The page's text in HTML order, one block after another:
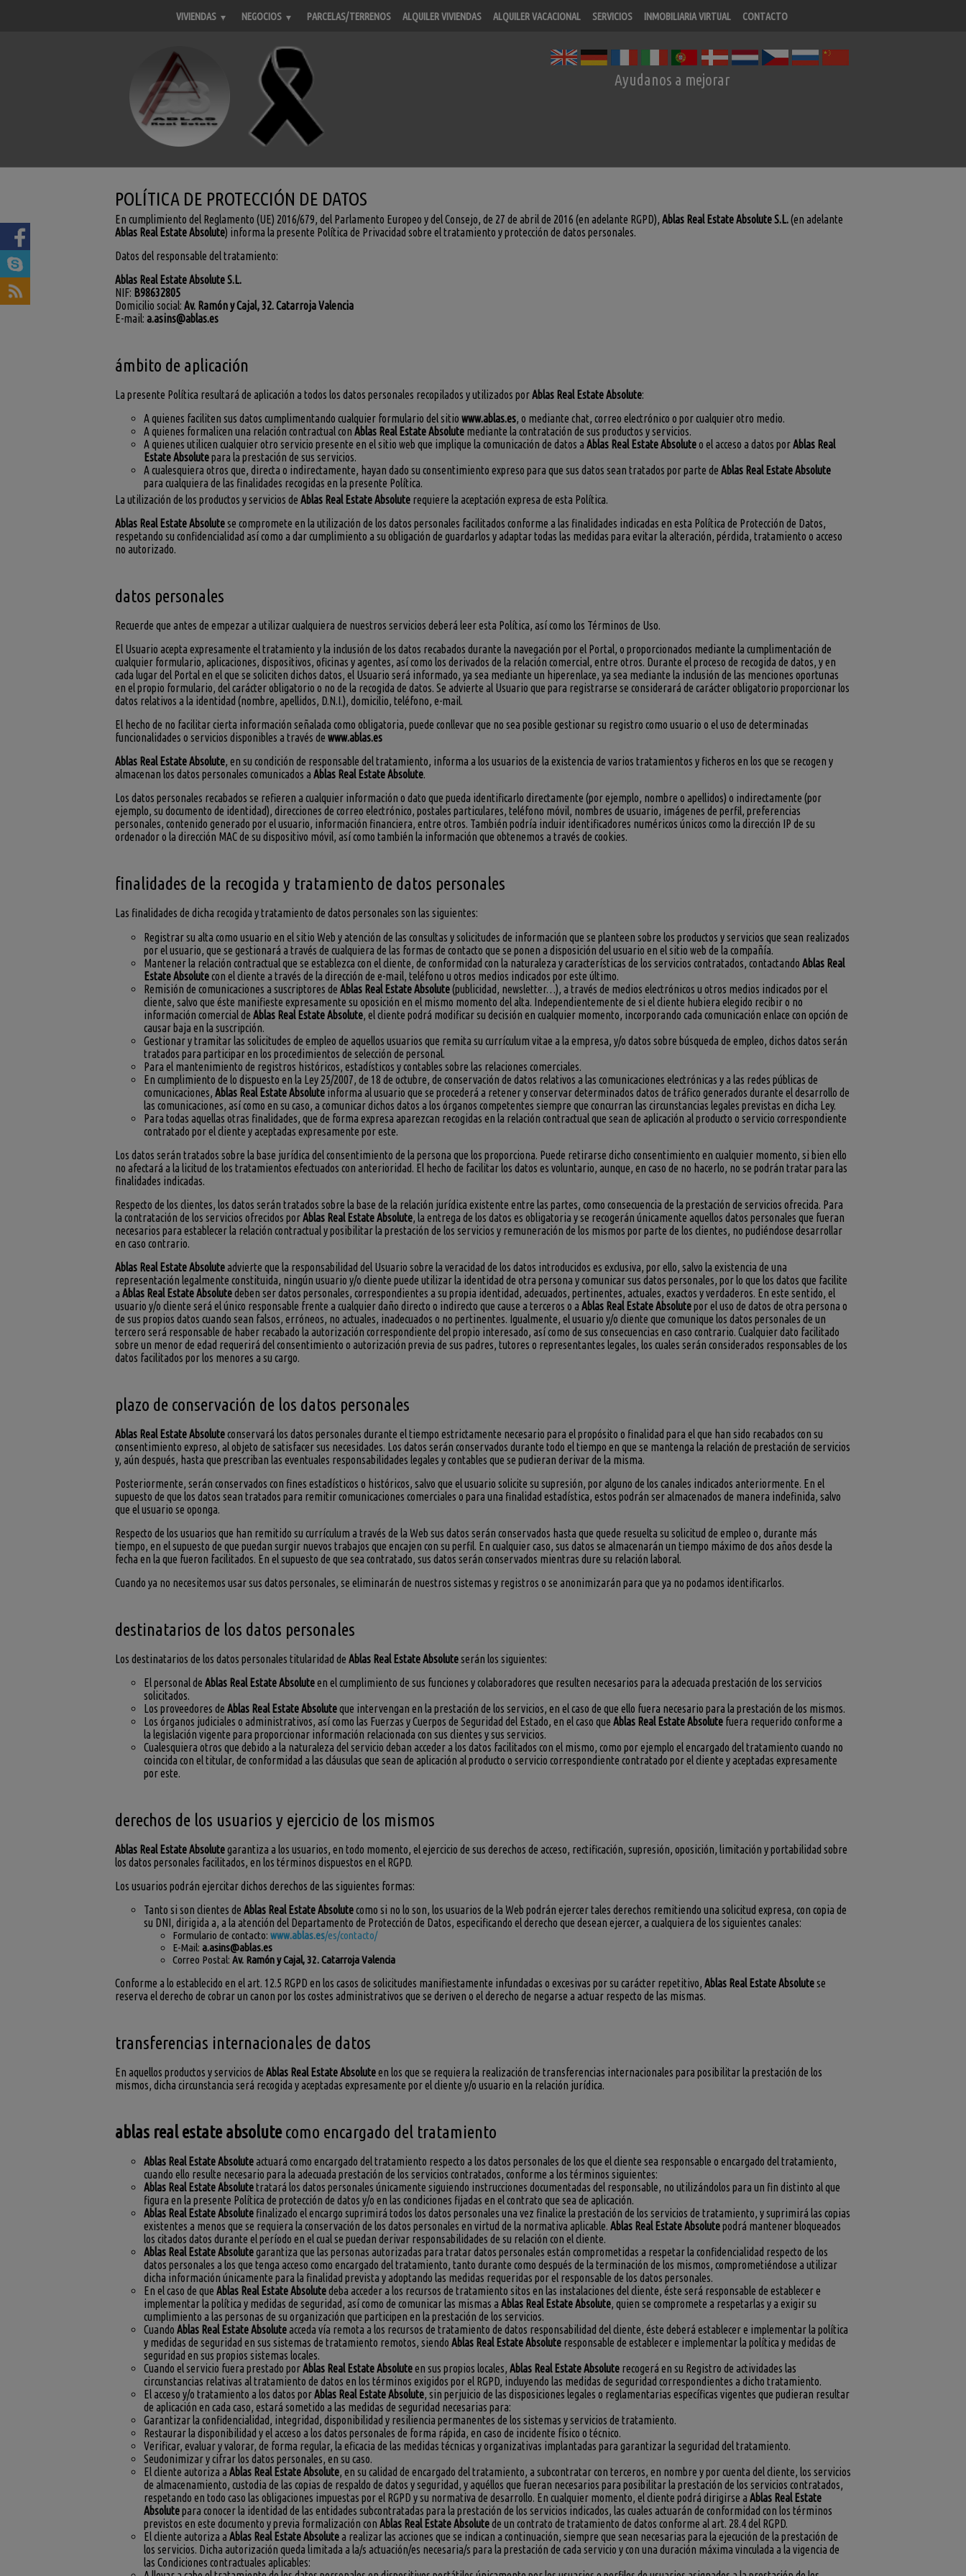
VIVIENDAS NEGOCIOS PARCELAS/TERRENOS ALQUILER VIVIENDAS ALQUILER VACACIONAL SERVICIOS INMOBILIARIA VIRTUAL CONTACTO
Ayudanos a mejorar
POLÍTICA DE PROTECCIÓN DE DATOS
En cumplimiento del Reglamento (UE) 2016/679, del Parlamento Europeo y del Consejo, de 27 de abril de 2016 (en adelante RGPD), Ablas Real Estate Absolute S.L.(en adelante
Ablas Real Estate Absolute) informa la presente Política de Privacidad sobre el tratamiento y protección de datos personales.
Datos del responsable del tratamiento:
Ablas Real Estate Absolute S.L.
NIF: B98632805
Domicilio social: Av. Ramón y Cajal, 32. Catarroja Valencia
E-mail: a.asins@ablas.es
ámbito de aplicación
La presente Política resultará de aplicación a todos los datos personales recopilados y utilizados porAblas Real Estate Absolute:
A quienes faciliten sus datos cumplimentando cualquier formulario del sitio www.ablas.es, o mediante chat, correo electrónico o por cualquier otro medio.
A quienes formalicen una relación contractual con Ablas Real Estate Absolute mediante la contratación de sus productos y servicios.
A quienes utilicen cualquier otro servicio presente en el sitio web que implique la comunicación de datos a Ablas Real Estate Absoluteo el acceso a datos porAblas Real
Estate Absolutepara la prestación de sus servicios.
A cualesquiera otros que, directa o indirectamente, hayan dado su consentimiento expreso para que sus datos sean tratados por parte de Ablas Real Estate Absolute
para cualquiera de las finalidades recogidas en la presente Política.
La utilización de los productos y servicios de Ablas Real Estate Absolute requiere la aceptación expresa de esta Política.
Ablas Real Estate Absolutese compromete en la utilización de los datos personales facilitados conforme a las finalidades indicadas en esta Política de Protección de Datos,
respetando su confidencialidad así como a dar cumplimiento a su obligación de guardarlos y adaptar todas las medidas para evitar la alteración, pérdida, tratamiento o acceso
no autorizado.
datos personales
Recuerde que antes de empezar a utilizar cualquiera de nuestros servicios deberá leer esta Política, así como los Términos de Uso.
El Usuario acepta expresamente el tratamiento y la inclusión de los datos recabados durante la navegación por el Portal, o proporcionados mediante la cumplimentación de
cualquier formulario, aplicaciones, dispositivos, oficinas y agentes, así como los derivados de la relación comercial, entre otros. Durante el proceso de recogida de datos, y en
cada lugar del Portal en el que se soliciten dichos datos, el Usuario será informado, ya sea mediante un hiperenlace, ya sea mediante la inclusión de las menciones oportunas
en el propio formulario, del carácter obligatorio o no de la recogida de datos. Se advierte al Usuario que para registrarse se considerará de carácter obligatorio proporcionar los
datos relativos a la identidad (nombre, apellidos, D.N.I.), domicilio, teléfono, e-mail.
El hecho de no facilitar cierta información señalada como obligatoria, puede conllevar que no sea posible gestionar su registro como usuario o el uso de determinadas
funcionalidades o servicios disponibles a través de www.ablas.es
Ablas Real Estate Absolute, en su condición de responsable del tratamiento, informa a los usuarios de la existencia de varios tratamientos y ficheros en los que se recogen y
almacenan los datos personales comunicados a Ablas Real Estate Absolute.
Los datos personales recabados se refieren a cualquier información o dato que pueda identificarlo directamente (por ejemplo, nombre o apellidos) o indirectamente (por
ejemplo, su documento de identidad), direcciones de correo electrónico, postales particulares, teléfono móvil, nombres de usuario, imágenes de perfil, preferencias
personales, contenido generado por el usuario, información financiera, entre otros. También podría incluir identificadores numéricos únicos como la dirección IP de su
ordenador o la dirección MAC de su dispositivo móvil, así como también la información que obtenemos a través de cookies.
finalidades de la recogida y tratamiento de datos personales
Las finalidades de dicha recogida y tratamiento de datos personales son las siguientes:
Registrar su alta como usuario en el sitio Web y atención de las consultas y solicitudes de información que se planteen sobre los productos y servicios que sean realizados
por el usuario, que se gestionará a través de cualquiera de las formas de contacto que se ponen a disposición del usuario en el sitio web de la compañía.
Mantener la relación contractual que se establezca con el cliente, de conformidad con la naturaleza y características de los servicios contratados, contactando Ablas Real
Estate Absolutecon el cliente a través de la dirección de e-mail, teléfono u otros medios indicados por este último.
Remisión de comunicaciones a suscriptores de Ablas Real Estate Absolute(publicidad, newsletter…), a través de medios electrónicos u otros medios indicados por el
cliente, salvo que éste manifieste expresamente su oposición en el mismo momento del alta. Independientemente de si el cliente hubiera elegido recibir o no
información comercial de Ablas Real Estate Absolute, el cliente podrá modificar su decisión en cualquier momento, incorporando cada comunicación enlace con opción de
causar baja en la suscripción.
Gestionar y tramitar las solicitudes de empleo de aquellos usuarios que remita su currículum vitae a la empresa, y/o datos sobre búsqueda de empleo, dichos datos serán
tratados para participar en los procedimientos de selección de personal.
Para el mantenimiento de registros históricos, estadísticos y contables sobre las relaciones comerciales.
En cumplimiento de lo dispuesto en la Ley 25/2007, de 18 de octubre, de conservación de datos relativos a las comunicaciones electrónicas y a las redes públicas de
comunicaciones, Ablas Real Estate Absolute informa al usuario que se procederá a retener y conservar determinados datos de tráfico generados durante el desarrollo de
las comunicaciones, así como en su caso, a comunicar dichos datos a los órganos competentes siempre que concurran las circunstancias legales previstas en dicha Ley.
Para todas aquellas otras finalidades, que de forma expresa aparezcan recogidas en la relación contractual que sean de aplicación al producto o servicio correspondiente
contratado por el cliente y aceptadas expresamente por este.
Los datos serán tratados sobre la base jurídica del consentimiento de la persona que los proporciona. Puede retirarse dicho consentimiento en cualquier momento, si bien ello
no afectará a la licitud de los tratamientos efectuados con anterioridad. El hecho de facilitar los datos es voluntario, aunque, en caso de no hacerlo, no se podrán tratar para las
finalidades indicadas.
Respecto de los clientes, los datos serán tratados sobre la base de la relación jurídica existente entre las partes, como consecuencia de la prestación de servicios ofrecida. Para
la contratación de los servicios ofrecidos porAblas Real Estate Absolute, la entrega de los datos es obligatoria y se recogerán únicamente aquellos datos personales que fueran
necesarios para establecer la relación contractual y posibilitar la prestación de los servicios y remuneración de los mismos por parte de los clientes, no pudiéndose desarrollar
en caso contrario.
Ablas Real Estate Absoluteadvierte que la responsabilidad del Usuario sobre la veracidad de los datos introducidos es exclusiva, por ello, salvo la existencia de una
representación legalmente constituida, ningún usuario y/o cliente puede utilizar la identidad de otra persona y comunicar sus datos personales, por lo que los datos que facilite
a Ablas Real Estate Absolutedeben ser datos personales, correspondientes a su propia identidad, adecuados, pertinentes, actuales, exactos y verdaderos. En este sentido, el
usuario y/o cliente será el único responsable frente a cualquier daño directo o indirecto que cause a terceros o a Ablas Real Estate Absolutepor el uso de datos de otra persona o
de sus propios datos cuando sean falsos, erróneos, no actuales, inadecuados o no pertinentes. Igualmente, el usuario y/o cliente que comunique los datos personales de un
tercero será responsable de haber recabado la autorización correspondiente del propio interesado, así como de sus consecuencias en caso contrario. Cualquier dato facilitado
sobre un menor de edad requerirá del consentimiento o autorización previa de sus padres, tutores o representantes legales, los cuales serán considerados responsables de los
datos facilitados por los menores a su cargo.
plazo de conservación de los datos personales
Ablas Real Estate Absoluteconservará los datos personales durante el tiempo estrictamente necesario para el propósito o finalidad para el que han sido recabados con su
consentimiento expreso, al objeto de satisfacer sus necesidades. Los datos serán conservados durante todo el tiempo en que se mantenga la relación de prestación de servicios
y, aún después, hasta que prescriban las eventuales responsabilidades legales y contables que se pudieran derivar de la misma.
Posteriormente, serán conservados con fines estadísticos o históricos, salvo que el usuario solicite su supresión, por alguno de los canales indicados anteriormente. En el
supuesto de que los datos sean tratados para remitir comunicaciones comerciales o para una finalidad estadística, estos podrán ser almacenados de manera indefinida, salvo
que el usuario se oponga.
Respecto de los usuarios que han remitido su currículum a través de la Web sus datos serán conservados hasta que quede resuelta su solicitud de empleo o, durante más
tiempo, en el supuesto de que puedan surgir nuevos trabajos que encajen con su perfil. En cualquier caso, sus datos se almacenarán un tiempo máximo de dos años desde la
fecha en la que fueron facilitados. En el supuesto de que sea contratado, sus datos serán conservados mientras dure su relación laboral.
Cuando ya no necesitemos usar sus datos personales, se eliminarán de nuestros sistemas y registros o se anonimizarán para que ya no podamos identificarlos.
destinatarios de los datos personales
Los destinatarios de los datos personales titularidad de Ablas Real Estate Absoluteserán los siguientes:
El personal de Ablas Real Estate Absoluteen el cumplimiento de sus funciones y colaboradores que resulten necesarios para la adecuada prestación de los servicios
solicitados.
Los proveedores de Ablas Real Estate Absoluteque intervengan en la prestación de los servicios, en el caso de que ello fuera necesario para la prestación de los mismos.
Los órganos judiciales o administrativos, así como las Fuerzas y Cuerpos de Seguridad del Estado, en el caso que Ablas Real Estate Absolute fuera requerido conforme a
la legislación vigente para proporcionar información relacionada con sus clientes y sus servicios.
Cualesquiera otros que debido a la naturaleza del servicio deban acceder a los datos facilitados con el mismo, como por ejemplo el encargado del tratamiento cuando no
coincida con el titular, de conformidad a las cláusulas que sean de aplicación al producto o servicio correspondiente contratado por el cliente y aceptadas expresamente
por este.
derechos de los usuarios y ejercicio de los mismos
Ablas Real Estate Absolutegarantiza a los usuarios, en todo momento, el ejercicio de sus derechos de acceso, rectificación, supresión, oposición, limitación y portabilidad sobre
los datos personales facilitados, en los términos dispuestos en el RGPD.
Los usuarios podrán ejercitar dichos derechos de las siguientes formas:
Tanto si son clientes de Ablas Real Estate Absolutecomo si no lo son, los usuarios de la Web podrán ejercer tales derechos remitiendo una solicitud expresa, con copia de
su DNI, dirigida a, a la atención del Departamento de Protección de Datos, especificando el derecho que desean ejercer, a cualquiera de los siguientes canales:
Formulario de contacto: www.ablas.es/es/contacto/
E-Mail: a.asins@ablas.es
Correo Postal: Av. Ramón y Cajal, 32. Catarroja Valencia
Conforme a lo establecido en el art. 12.5 RGPD en los casos de solicitudes manifiestamente infundadas o excesivas por su carácter repetitivo, Ablas Real Estate Absolutese
reserva el derecho de cobrar un canon por los costes administrativos que se deriven o el derecho de negarse a actuar respecto de las mismas.
transferencias internacionales de datos
En aquellos productos y servicios de Ablas Real Estate Absoluteen los que se requiera la realización de transferencias internacionales para posibilitar la prestación de los
mismos, dicha circunstancia será recogida y aceptadas expresamente por el cliente y/o usuario en la relación jurídica.
ablas real estate absolutecomo encargado del tratamiento
Ablas Real Estate Absoluteactuará como encargado del tratamiento respecto a los datos personales de los que el cliente sea responsable o encargado del tratamiento,
cuando ello resulte necesario para la adecuada prestación de los servicios contratados, conforme a los términos siguientes:
Ablas Real Estate Absolutetratará los datos personales únicamente siguiendo instrucciones documentadas del responsable, no utilizándolos para un fin distinto al que
figura en la presente Política de protección de datos y/o en las condiciones fijadas en el contrato que sea de aplicación.
Ablas Real Estate Absolute finalizado el encargo suprimirá todos los datos personales una vez finalice la prestación de los servicios de tratamiento, y suprimirá las copias
existentes a menos que se requiera la conservación de los datos personales en virtud de la normativa aplicable. Ablas Real Estate Absolutepodrá mantener bloqueados
los citados datos durante el período en el cual se puedan derivar responsabilidades de su relación con el cliente.
Ablas Real Estate Absolutegarantiza que las personas autorizadas para tratar datos personales están comprometidas a respetar la confidencialidad respecto de los
datos personales a los que tenga acceso como encargado del tratamiento, tanto durante como después de la terminación de los mismos, comprometiéndose a utilizar
dicha información únicamente para la finalidad prevista y adoptando las medidas requeridas por el responsable de los datos personales.
En el caso de que Ablas Real Estate Absolutedeba acceder a los recursos de tratamiento sitos en las instalaciones del cliente, éste será responsable de establecer e
implementar la política y medidas de seguridad, así como de comunicar las mismas a Ablas Real Estate Absolute, quien se compromete a respetarlas y a exigir su
cumplimiento a las personas de su organización que participen en la prestación de los servicios.
Cuando Ablas Real Estate Absoluteacceda vía remota a los recursos de tratamiento de datos responsabilidad del cliente, éste deberá establecer e implementar la política
y medidas de seguridad en sus sistemas de tratamiento remotos, siendo Ablas Real Estate Absolute responsable de establecer e implementar la política y medidas de
seguridad en sus propios sistemas locales.
Cuando el servicio fuera prestado porAblas Real Estate Absoluteen sus propios locales, Ablas Real Estate Absolute recogerá en su Registro de actividades las
circunstancias relativas al tratamiento de datos en los términos exigidos por el RGPD, incluyendo las medidas de seguridad correspondientes a dicho tratamiento.
El acceso y/o tratamiento a los datos porAblas Real Estate Absolute, sin perjuicio de las disposiciones legales o reglamentarias específicas vigentes que pudieran resultar
de aplicación en cada caso, estará sometido a las medidas de seguridad necesarias para:
Garantizar la confidencialidad, integridad, disponibilidad y resiliencia permanentes de los sistemas y servicios de tratamiento.
Restaurar la disponibilidad y el acceso a los datos personales de forma rápida, en caso de incidente físico o técnico.
Verificar, evaluar y valorar, de forma regular, la eficacia de las medidas técnicas y organizativas implantadas para garantizar la seguridad del tratamiento.
Seudonimizar y cifrar los datos personales, en su caso.
El cliente autoriza a Ablas Real Estate Absolute, en su calidad de encargado del tratamiento, a subcontratar con terceros, en nombre y por cuenta del cliente, los servicios
de almacenamiento, custodia de las copias de respaldo de datos y seguridad, y aquéllos que fueran necesarios para posibilitar la prestación de los servicios contratados,
respetando en todo caso las obligaciones impuestas por el RGPD y su normativa de desarrollo. En cualquier momento, el cliente podrá dirigirse a Ablas Real Estate
Absolutepara conocer la identidad de las entidades subcontratadas para la prestación de los servicios indicados, las cuales actuarán de conformidad con los términos
previstos en este documento y previa formalización con Ablas Real Estate Absolutede un contrato de tratamiento de datos conforme al art. 28.4 del RGPD.
El cliente autoriza a Ablas Real Estate Absolutea realizar las acciones que se indican a continuación, siempre que sean necesarias para la ejecución de la prestación de
los servicios. Dicha autorización queda limitada a la/s actuación/es necesaria/s para la prestación de cada servicio y con una duración máxima vinculada a la vigencia de
las Condiciones contractuales aplicables: